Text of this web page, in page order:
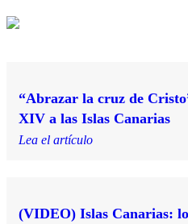
“Abrazar la cruz de
XIV a las Islas Canarias
Lea el artículo
(VIDEO) Islas Canarias: